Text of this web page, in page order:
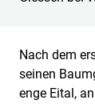
Nach dem
seinen
enge Eital,